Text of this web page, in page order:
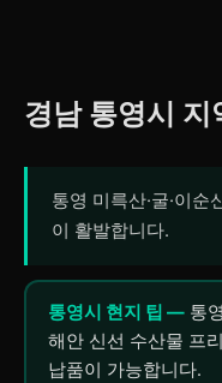
경남 통영시 지
통영 미륵산·굴·이순
이 활발합니다.
통영시 현지 팁 —통
해안 신선 수산물 프
납품이 가능합니다.